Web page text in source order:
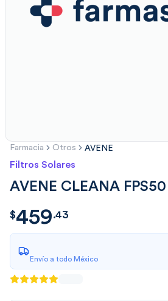
Farmacia Otros AVENE
Filtros Solares
AVENE CLEANA
$459.4382022
$459.43
Envío a todo México